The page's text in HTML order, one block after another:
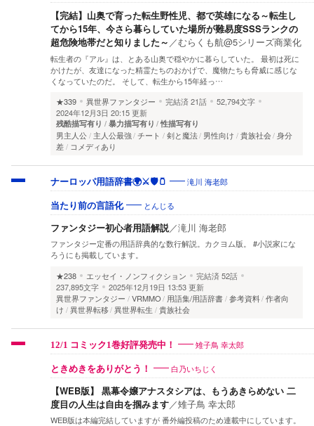
【完結】山奥で育った転生野性児、都で英雄になる～転生し
てから15年、今さら暮らしていた場所が難易度SSSランクの
超危険地帯だと知りました～ ／むらくも航@5シリーズ商業化
転生者の『アル』は、とある山奥で穏やかに暮らしていた。 最初は死に
かけたが、友達になった精霊たちのおかげで、魔物たちも脅威に感じな
くなっていたのだ。 そして、転生から15年経っ…
★339
異世界ファンタジー 完結済21話
52,794文字
2024年12月3日 20:15 更新
残酷描写有り 暴力描写有り 性描写有り
男主人公 主人公最強 チート 剣と魔法 男性向け 貴族社会 身分
差
コメディあり
ナーロッパ用語辞書🌍⚔️🛡🫙 滝川 海老郎
当たり前の言語化 とんじる
ファンタジー初心者用語解説／滝川 海老郎
ファンタジー定番の用語辞典的な数行解説。カクヨム版。 #小説家にな
ろうにも掲載しています。
★238
エッセイ・ノンフィクション 完結済52話
237,895文字
2025年12月19日 13:53 更新
異世界ファンタジー
VRMMO 用語集/用語辞書 参考資料 作者向
け
異世界転移 異世界転生 貴族社会
12/1 コミック1巻好評発売中！ 雉子鳥 幸太郎
ときめきをありがとう！ 白乃いちじく
【WEB版】 黒幕令嬢アナスタシアは、もうあきらめない 二
度目の人生は自由を掴みます／雉子鳥 幸太郎
WEB版は本編完結していますが 番外編投稿のため連載中にしています。